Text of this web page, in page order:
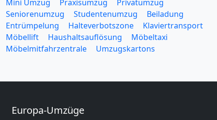
Mini Umzug
Praxisumzug
Privatumzug
Seniorenumzug
Studentenumzug
Beiladung
Entrümpelung
Halteverbotszone
Klaviertransport
Möbellift
Haushaltsauflösung
Möbeltaxi
Möbelmitfahrzentrale
Umzugskartons
Europa-Umzüge